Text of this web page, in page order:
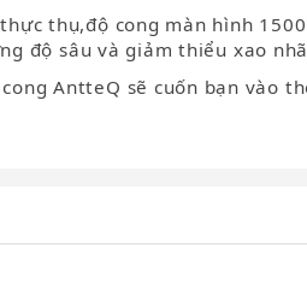
thụ,độ cong màn hình
độ sâu và giảm thiểu xao
AntteQ sẽ cuốn bạn vào